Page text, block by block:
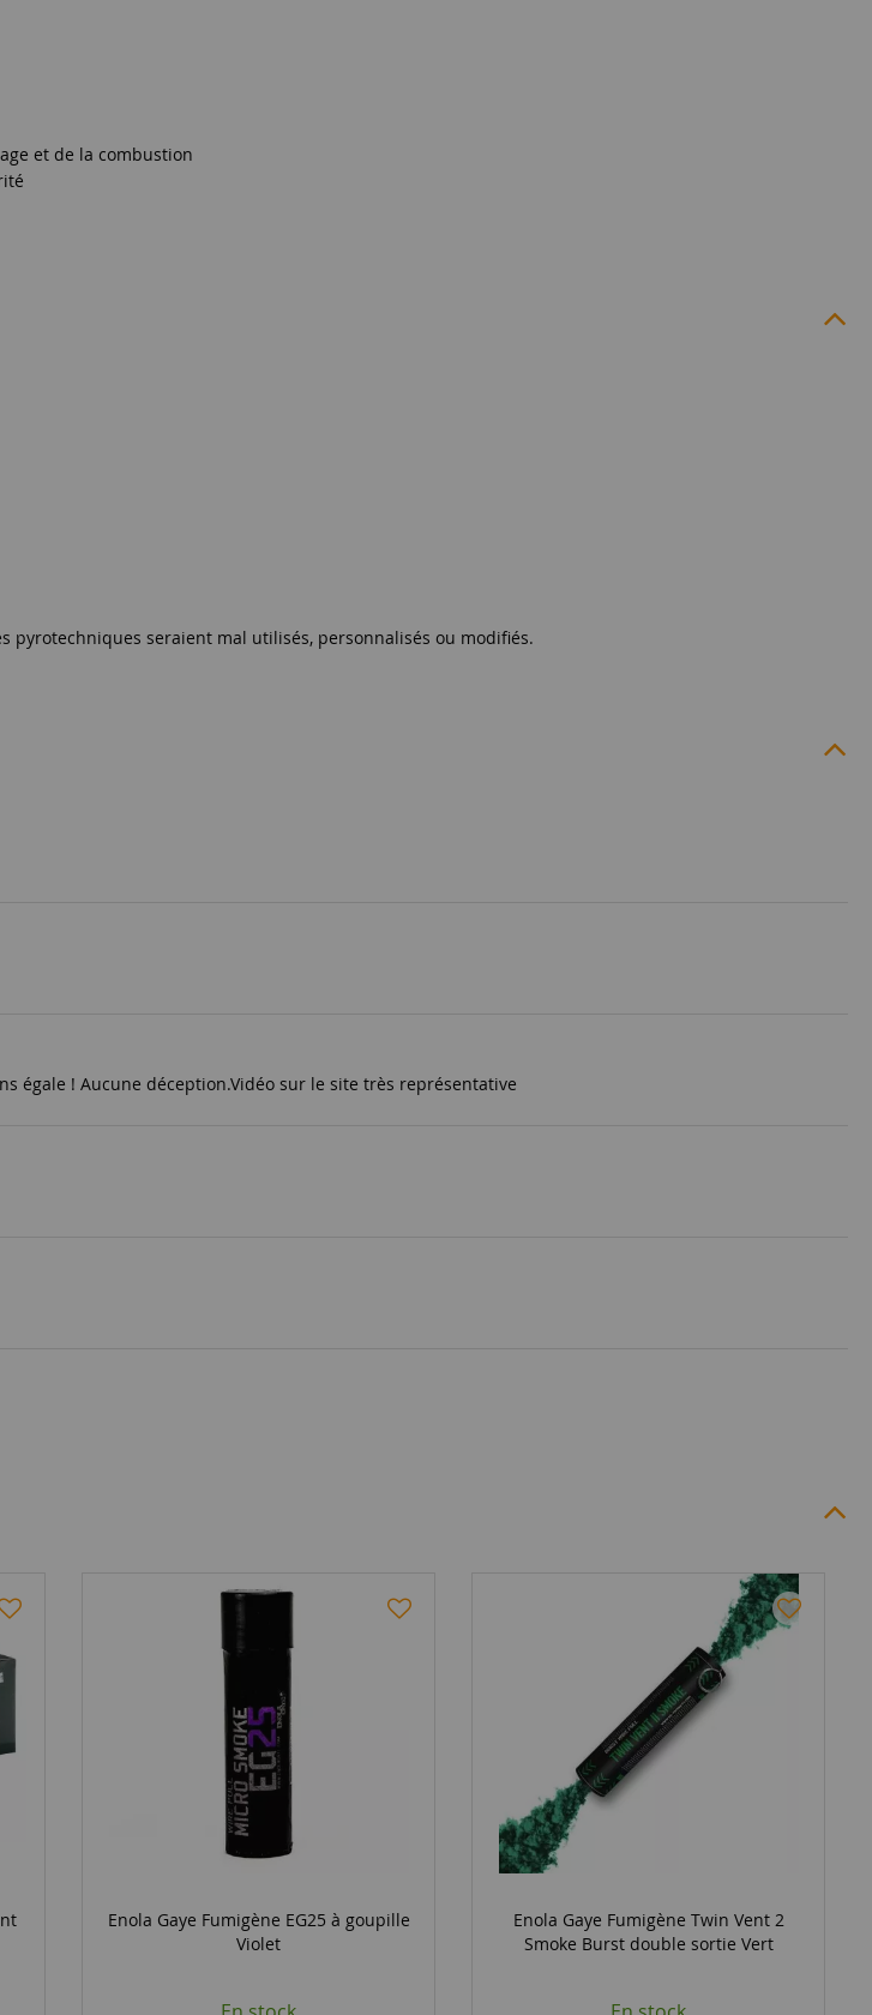
et de la combustion
pyrotechniques seraient mal utilisés, personnalisés ou modifiés.
égale ! Aucune déception.Vidéo sur le site très représentative
Enola Gaye Fumigène EG25 à goupille
Violet
Enola Gaye Fumigène Twin Vent 2
Smoke Burst double sortie Vert